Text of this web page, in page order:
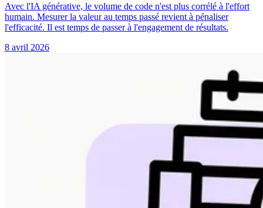
Avec l'IA générative, le volume de code n'est plus corrélé à l'effort
humain. Mesurer la valeur au temps passé revient à pénaliser
l'efficacité. Il est temps de passer à l'engagement de résultats.
8 avril 2026